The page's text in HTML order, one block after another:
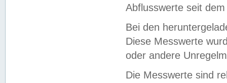
Abflusswerte seit
Bei den
Diese Messwerte
oder andere
Die Messwerte sind